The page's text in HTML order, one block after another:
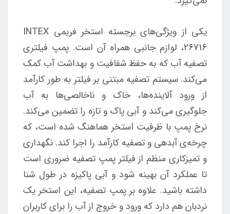
یکی از ویژگی‌های برجسته استخر فریمی INTEX
26716، لوازم جانبی همراه آن است. پمپ فیلتری
تصفیه آب که به حفظ شفافیت و بهداشت آب کمک
می‌کند. سیستم تصفیه مبتنی بر فیلتر به طور کارآمد
از ورود آلاینده‌ها، خاک و ناخالصی‌ها به آب
جلوگیری می‌کند و آبی پاک و تازه را تضمین می‌کند.
نرخ پمپ با ظرفیت استخر هماهنگ شده است، که
چرخه‌ی آبدهی و تصفیه کارآمد را اجرا کند. نگهداری
و تمیزکاری منظم از فیلتر پمپ تصفیه ضروری است
تا عملکرد آن بهینه شود و آبی پاکیزه در طول شنا
داشته باشید. علاوه بر پمپ تصفیه، این استخر یک
نردبان هم دارد که ورود و خروج از آب را برای کاربران